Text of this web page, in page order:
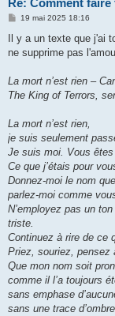
Re: Comment
M
s
s
a
19 mai 2025 18:16
Il y a un texte que j'ai
ne supprime pas
La mort n’est rien –
The King of Terrors,
La mort n’est rien,
je suis seulement
Je suis moi. Vous êtes
Ce que j’étais pour
Donnez-moi le nom
parlez-moi comme
N’employez pas un
triste.
Continuez à rire de ce
Priez, souriez, pensez
Que mon nom soit
comme il l’a toujours
sans emphase
sans une trace